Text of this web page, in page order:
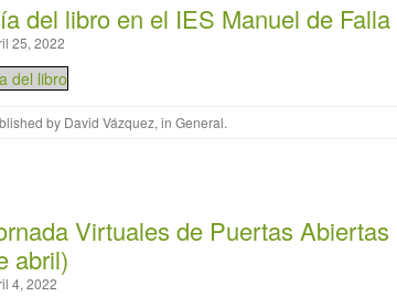
del libro en el IES Manuel de Falla
25, 2022
del libro
by David Vázquez, in General.
Virtuales de Puertas
abril)
4, 2022